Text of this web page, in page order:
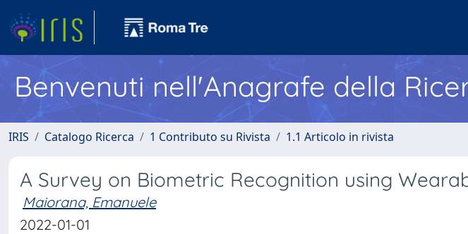
Benvenuti nell'Anagrafe della
IRIS Catalogo Ricerca 1 Contributo su Rivista 1.1 Articolo in rivista
A Survey on Biometric Recognition using
Maiorana, Emanuele
2022-01-01